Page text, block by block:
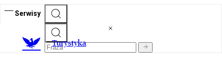
Serwisy
Turystyka